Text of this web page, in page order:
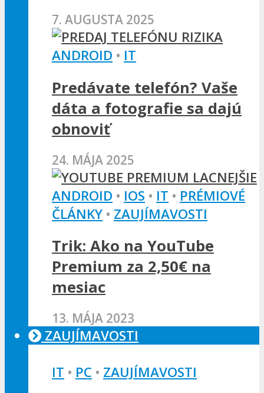
7. AUGUSTA 2025
ANDROID • IT
Predávate telefón? Vaše
dáta a fotografie sa dajú
obnoviť
24. MÁJA 2025
ANDROID • IOS • IT • PRÉMIOVÉ
ČLÁNKY • ZAUJÍMAVOSTI
Trik: Ako na YouTube
Premium za 2,50€ na
mesiac
13. MÁJA 2023
ZAUJÍMAVOSTI
IT • PC • ZAUJÍMAVOSTI